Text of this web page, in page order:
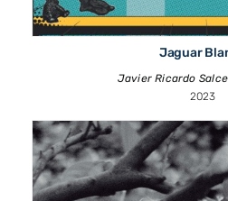
Jaguar
Javier Ricardo
2023